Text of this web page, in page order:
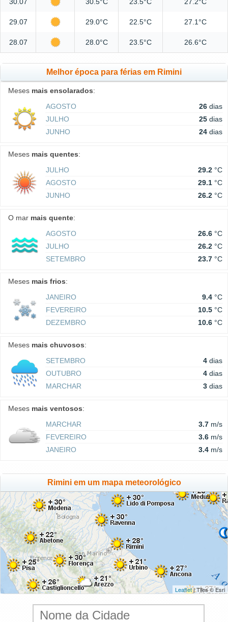
30.07 30.5°C 23.5°C 27.2°C
29.07 29.0°C 22.5°C 27.1°C
28.07 28.0°C 23.5°C 26.6°C
Melhor época para férias em Rimini
Meses mais ensolarados:
AGOSTO
26 dias
JULHO
25 dias
JUNHO
24 dias
Meses mais quentes:
JULHO
29.2 °C
AGOSTO
29.1 °C
JUNHO
26.2 °C
O mar mais quente:
AGOSTO
26.6 °C
JULHO
26.2 °C
SETEMBRO
23.7 °C
Meses mais frios:
JANEIRO
9.4 °C
FEVEREIRO
10.5 °C
DEZEMBRO
10.6 °C
Meses mais chuvosos:
SETEMBRO
4 dias
OUTUBRO
4 dias
MARCHAR
3 dias
Meses mais ventosos:
MARCHAR
3.7 m/s
FEVEREIRO
3.6 m/s
JANEIRO
3.4 m/s
Rimini em um mapa meteorológico
Leaflet| Tiles © Esri